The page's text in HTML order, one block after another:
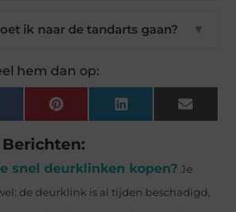
ik naar de tandarts gaan? ▼
hem dan op:
Pinterest LinkedIn Email
snel deurklinken kopen? Je
de deurklink is al tijden beschadigd,